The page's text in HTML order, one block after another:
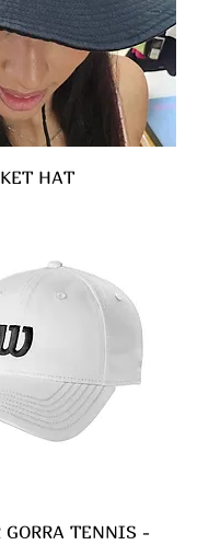
HAT
GORRA TENNIS -